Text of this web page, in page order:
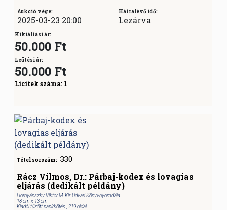
Aukció vége:
2025-03-23 20:00
Hátralévő idő:
Lezárva
Kikiáltási ár:
50.000 Ft
Leütési ár:
50.000 Ft
Licitek száma: 1
Tétel sorszám: 330
Rácz Vilmos, Dr.: Párbaj-kodex és lovagias
eljárás (dedikált példány)
Hornyánszky Viktor M. Kir. Udvari Könyvnyomdája
18 cm x 13 cm
Kiadói tűzött papírkötés , 219 oldal